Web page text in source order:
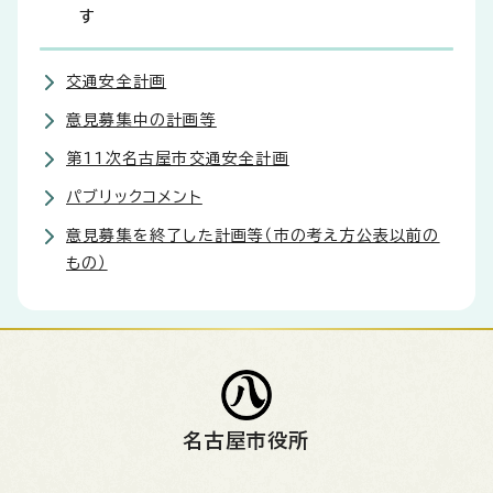
す
交通安全計画
意見募集中の計画等
第11次名古屋市交通安全計画
パブリックコメント
意見募集を終了した計画等（市の考え方公表以前の
もの）
名古屋市役所